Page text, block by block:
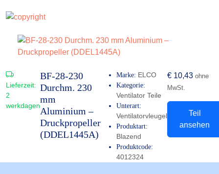
Lieferzeit:
2
werkdagen
BF-28-230
Durchm. 230
mm
Aluminium –
Druckpropeller
(DDEL1445A)
Marke: ELCO
Kategorie:
Ventilator Teile
Unterart:
Ventilatorvleugel
Produktart:
Blazend
Produktcode:
4012324
€ 10,43 ohne
MwSt.
Teil
ansehen